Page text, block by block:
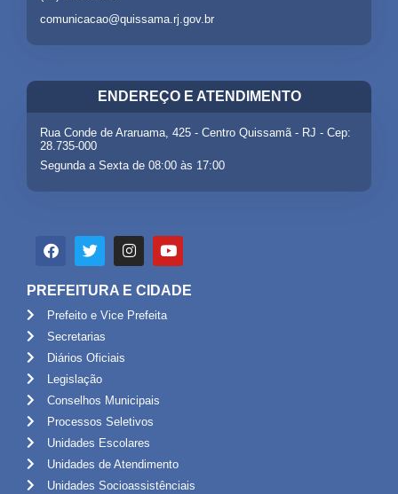
comunicacao@quissama.rj.gov.br
ENDEREÇO E ATENDIMENTO
Rua Conde de Araruama, 425 - Centro Quissamã - RJ - Cep:
28.735-000
Segunda a Sexta de 08:00 às 17:00
PREFEITURA E CIDADE
Prefeito e Vice Prefeita
Secretarias
Diários Oficiais
Legislação
Conselhos Municipais
Processos Seletivos
Unidades Escolares
Unidades de Atendimento
Unidades Socioassistênciais